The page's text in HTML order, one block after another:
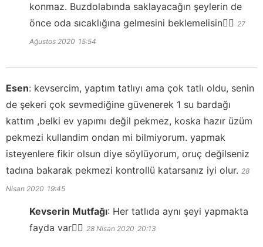
konmaz. Buzdolabında saklayacağın şeylerin de
önce oda sıcaklığına gelmesini beklemelisin👍🏻 27
Ağustos 2020 15:54
Esen: kevsercim, yaptım tatlıyı ama çok tatlı oldu, senin
de şekeri çok sevmediğine güvenerek 1 su bardağı
kattım ,belki ev yapımı değil pekmez, koska hazır üzüm
pekmezi kullandim ondan mi bilmiyorum. yapmak
isteyenlere fikir olsun diye söylüyorum, oruç değilseniz
tadına bakarak pekmezi kontrollü katarsanız iyi olur. 28
Nisan 2020 19:45
Kevserin Mutfağı: Her tatlıda aynı şeyi yapmakta
fayda var👍🏻 28 Nisan 2020 20:13